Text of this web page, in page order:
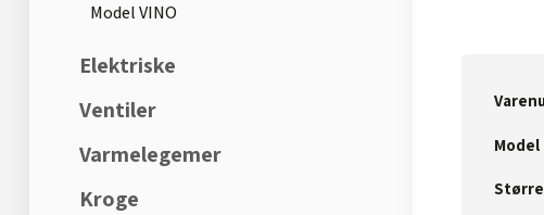
Model VINO
Elektriske
Ventiler
Varmelegemer
Kroge
Model